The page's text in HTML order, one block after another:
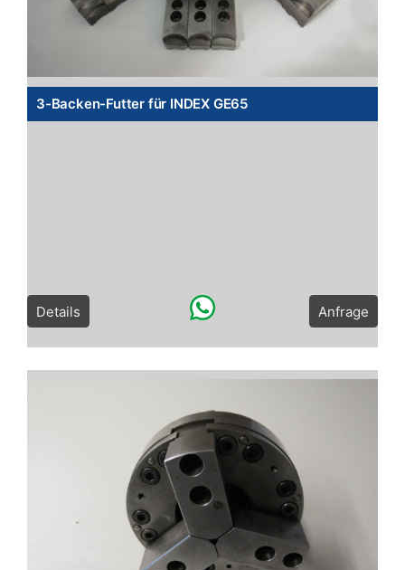
3-Backen-Futter für INDEX GE65
Details Anfrage